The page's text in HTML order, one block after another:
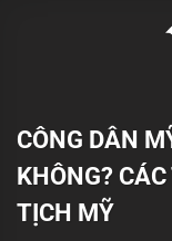
CÔNG DÂN
KHÔNG?
TỊCH MỸ